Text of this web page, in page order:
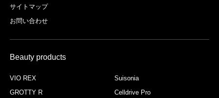
サイトマップ
お問い合わせ
Beauty products
VIO REX
Suisonia
GROTTY R
Celldrive Pro